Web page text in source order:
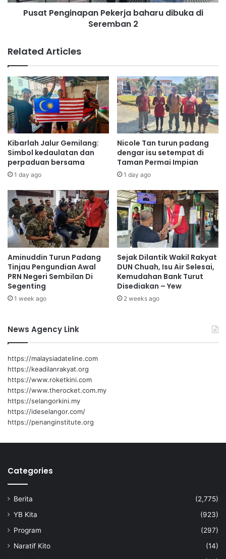
e
r
a
p
k
e
m
a
l
a
n
g
n
a
n
P
e
k
e
r
j
a
b
a
h
r
u
d
i
b
u
k
a
d
i
S
e
m
a
n
2
Pusat Penginapan Pekerja baharu dibuka di
Seremban 2
Related Articles
Kibarlah Jalur Gemilang:
Simbol kedaulatan dan
perpaduan bersama
1 day ago
Nicole Tan turun padang
dengar isu setempat di
Taman Permai Impian
1 day ago
Aminuddin Turun Padang
Tinjau Pengundian Awal
PRN Negeri Sembilan Di
Segenting
1 week ago
Sejak Dilantik Wakil Rakyat
DUN Chuah, Isu Air Selesai,
Kemudahan Bank Turut
Disediakan – Yew
2 weeks ago
News Agency Link
https://malaysiadateline.com
https://keadilanrakyat.org
https://www.roketkini.com
https://www.therocket.com.my
https://selangorkini.my
https://ideselangor.com/
https://penanginstitute.org
Categories
Berita
(2,775)
YB Kita
(923)
Program
(297)
Naratif Kito
(14)